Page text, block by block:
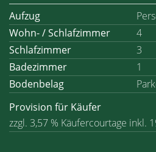
Aufzug
Wohn- / Schlafzimmer
4
Schlafzimmer
3
Badezimmer
1
Bodenbelag
Provision für Käufer
zzgl. 3,57 % Käufercourtage inkl.